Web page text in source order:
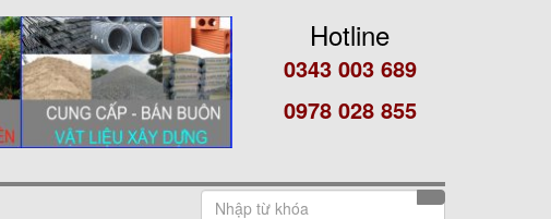
Hotline
0343 003 689
0978 028 855